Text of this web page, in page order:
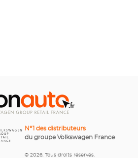
N°1 des distributeurs
du groupe Volkswagen France
© 2026. Tous droits réservés.